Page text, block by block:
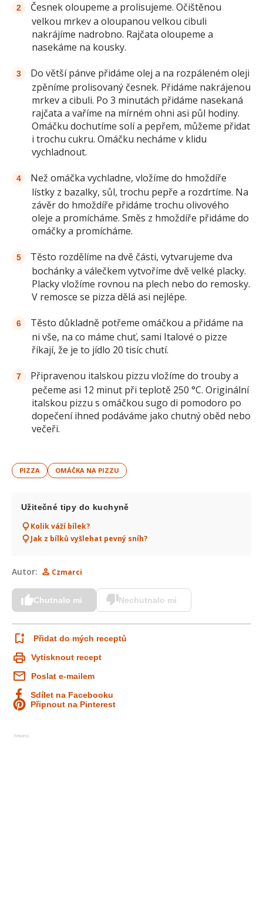
Česnek oloupeme a prolisujeme. Očištěnou
velkou mrkev a oloupanou velkou cibuli
nakrájíme nadrobno. Rajčata oloupeme a
nasekáme na kousky.
Do větší pánve přidáme olej a na rozpáleném oleji
zpěníme prolisovaný česnek. Přidáme nakrájenou
mrkev a cibuli. Po 3 minutách přidáme nasekaná
rajčata a vaříme na mírném ohni asi půl hodiny.
Omáčku dochutíme solí a pepřem, můžeme přidat
i trochu cukru. Omáčku necháme v klidu
vychladnout.
Než omáčka vychladne, vložíme do hmoždíře
lístky z bazalky, sůl, trochu pepře a rozdrtíme. Na
závěr do hmoždíře přidáme trochu olivového
oleje a promícháme. Směs z hmoždíře přidáme do
omáčky a promícháme.
Těsto rozdělíme na dvě části, vytvarujeme dva
bochánky a válečkem vytvoříme dvě velké placky.
Placky vložíme rovnou na plech nebo do remosky.
V remosce se pizza dělá asi nejlépe.
Těsto důkladně potřeme omáčkou a přidáme na
ni vše, na co máme chuť, sami Italové o pizze
říkají, že je to jídlo 20 tisíc chutí.
Připravenou italskou pizzu vložíme do trouby a
pečeme asi 12 minut při teplotě 250 °C. Originální
italskou pizzu s omáčkou sugo di pomodoro po
dopečení ihned podáváme jako chutný oběd nebo
večeři.
PIZZA OMÁČKA NA PIZZU
Užitečné tipy do kuchyně
Kolik váží bílek?
Jak z bílků vyšlehat pevný sníh?
Autor: Czmarci
Chutnalo mi Nechutnalo mi
Přidat do mých receptů
Vytisknout recept
Poslat e-mailem
Sdílet na Facebooku
Připnout na Pinterest
Reklama